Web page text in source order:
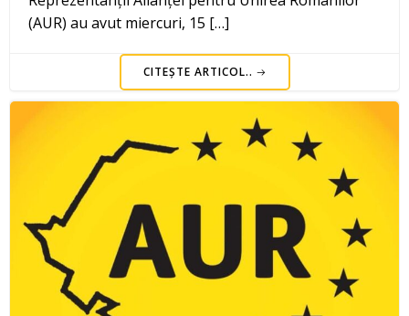
(AUR) au avut miercuri, 15 […]
CITEȘTE ARTICOL..